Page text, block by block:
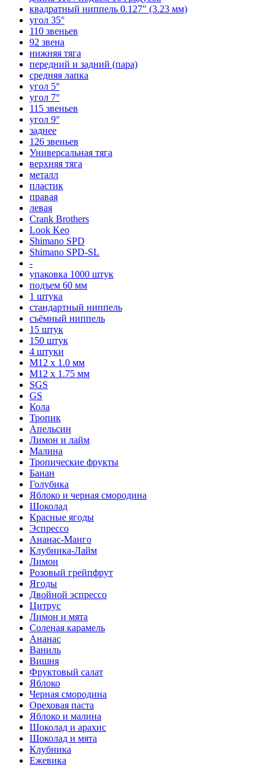
квадратный ниппель 0.127" (3.23 мм)
угол 35°
110 звеньев
92 звена
нижняя тяга
передний и задний (пара)
средняя лапка
угол 5°
угол 7°
115 звеньев
угол 9°
заднее
126 звеньев
Универсальная тяга
верхняя тяга
металл
пластик
правая
левая
Crank Brothers
Look Keo
Shimano SPD
Shimano SPD-SL
-
упаковка 1000 штук
подъем 60 мм
1 штука
стандартный ниппель
съёмный ниппель
15 штук
150 штук
4 штуки
М12 x 1.0 мм
М12 x 1.75 мм
SGS
GS
Кола
Тропик
Апельсин
Лимон и лайм
Малина
Тропические фрукты
Банан
Голубика
Яблоко и черная смородина
Шоколад
Красные ягоды
Эспрессо
Ананас-Манго
Клубника-Лайм
Лимон
Розовый грейпфрут
Ягоды
Двойной эспрессо
Цитрус
Лимон и мята
Соленая карамель
Ананас
Ваниль
Вишня
Фруктовый салат
Яблоко
Черная смородина
Ореховая паста
Яблоко и малина
Шоколад и арахис
Шоколад и мята
Клубника
Ежевика